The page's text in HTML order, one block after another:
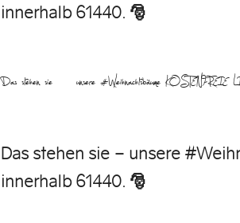
innerhalb 61440. 🎅
Das stehen sie – unsere #Weihnachtsbäume
Das stehen sie – unsere
innerhalb 61440. 🎅